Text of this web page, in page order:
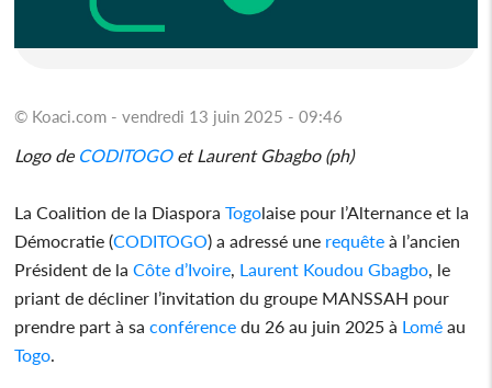
© Koaci.com - vendredi 13 juin 2025 - 09:46
Logo de CODITOGOet Laurent Gbagbo (ph)
La Coalition de la Diaspora Togolaise pour l’Alternance et la
Démocratie (CODITOGO) a adressé une requête à l’ancien
Président de la Côte d’Ivoire Laurent Koudou Gbagbo , le
priant de décliner l’invitation du groupe MANSSAH pour
prendre part à sa conférence du 26 au juin 2025 à Lomé au
Togo